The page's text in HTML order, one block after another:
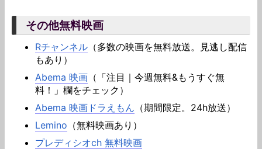
その他無料映画
Rチャンネル （多数の映画を無料放送。見逃し配信
もあり）
Abema 映画 （「注目｜今週無料&もうすぐ無
料！」欄をチェック）
Abema 映画ドラえもん （期間限定。24h放送）
Lemino （無料映画あり）
プレディシオch 無料映画